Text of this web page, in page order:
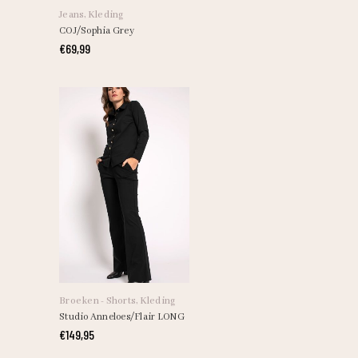
heeft
meerdere
variaties.
productpagina
Jeans, Kleding
COJ/Sophia Grey
€69,99
heeft
meerdere
variaties.
Broeken - Shorts, Kleding
Studio Anneloes/Flair LONG
€149,95